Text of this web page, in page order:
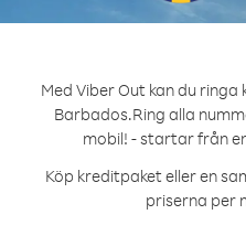
Med Viber Out kan du
Barbados.Ring alla
mobil! - startar från
Köp kreditpaket eller en
priserna per